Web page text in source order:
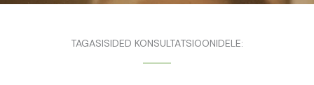
TAGASISIDED KONSULTATSIOONIDELE: